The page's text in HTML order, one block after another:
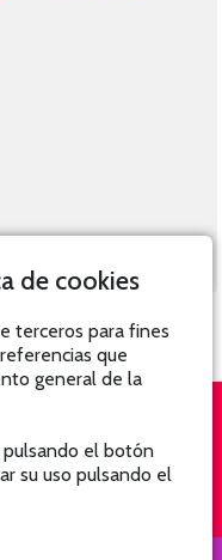
de cookies
terceros para fines
que
general de la
pulsando el botón
su uso pulsando el